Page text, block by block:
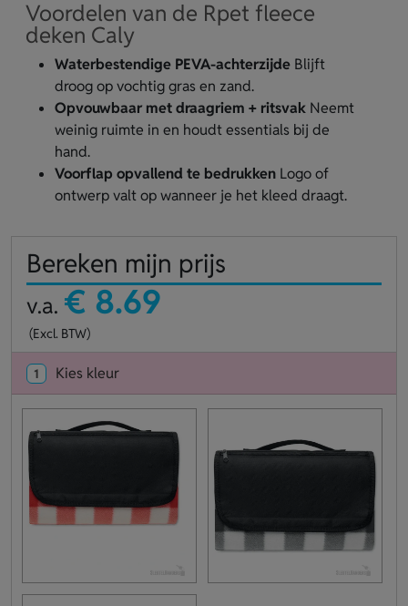
Voordelen van de Rpet fleece
deken Caly
Waterbestendige PEVA-achterzijde Blijft
droog op vochtig gras en zand.
Opvouwbaar met draagriem + ritsvak Neemt
weinig ruimte in en houdt essentials bij de
hand.
Voorflap opvallend te bedrukken Logo of
ontwerp valt op wanneer je het kleed draagt.
Bereken mijn prijs
v.a. € 8.69
(Excl. BTW)
1 Kies kleur